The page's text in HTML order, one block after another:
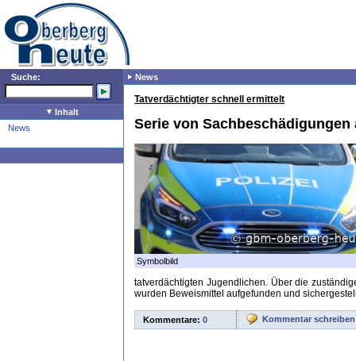
Suche:
Inhalt
News
News
Tatverdächtigter schnell ermittelt
Serie von
Symbolbild
tatverdächtigten Jugendlichen. Über die
wurden Beweismittel aufgefunden und
Kommentare: 0 Kommentar schreiben